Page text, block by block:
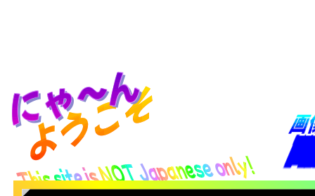
This site is NOT Japanese only!
画
ようこそ
にゃ～ん